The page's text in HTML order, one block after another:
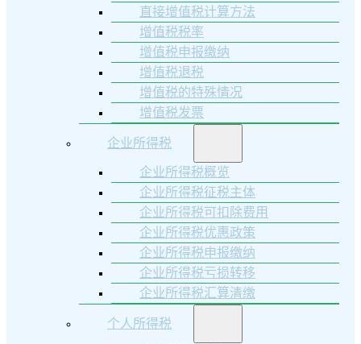
直接增值税计算方法
增值税税率
增值税申报缴纳
增值税退税
增值税的特殊情况
增值税发票
企业所得税
企业所得税概览
企业所得税征税主体
企业所得税可扣除费用
企业所得税优惠政策
企业所得税申报缴纳
企业所得税亏损转移
企业所得税汇算清缴
个人所得税